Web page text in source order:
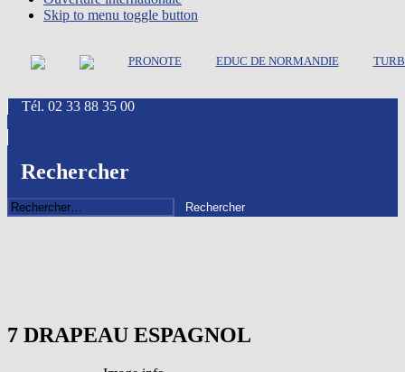
Skip to menu toggle button
PRONOTE EDUC DE NORMANDIE
Tél. 02 33 88 35 00
Rechercher
Rechercher :
7 DRAPEAU ESPAGNOL